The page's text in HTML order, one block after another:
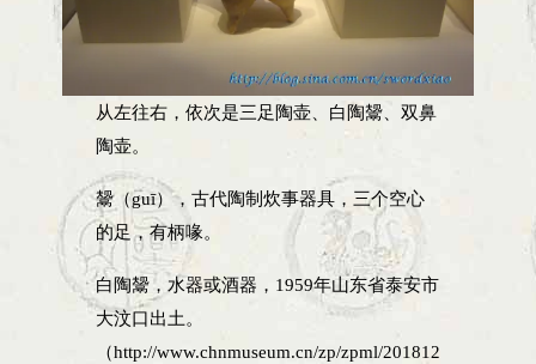
从左往右，依次是三足陶壶、白陶鬶、双鼻
陶壶。
鬶（guī），古代陶制炊事器具，三个空心
的足，有柄喙。
白陶鬶，水器或酒器，1959年山东省泰安市
大汶口出土。
（http://www.chnmuseum.cn/zp/zpml/201812